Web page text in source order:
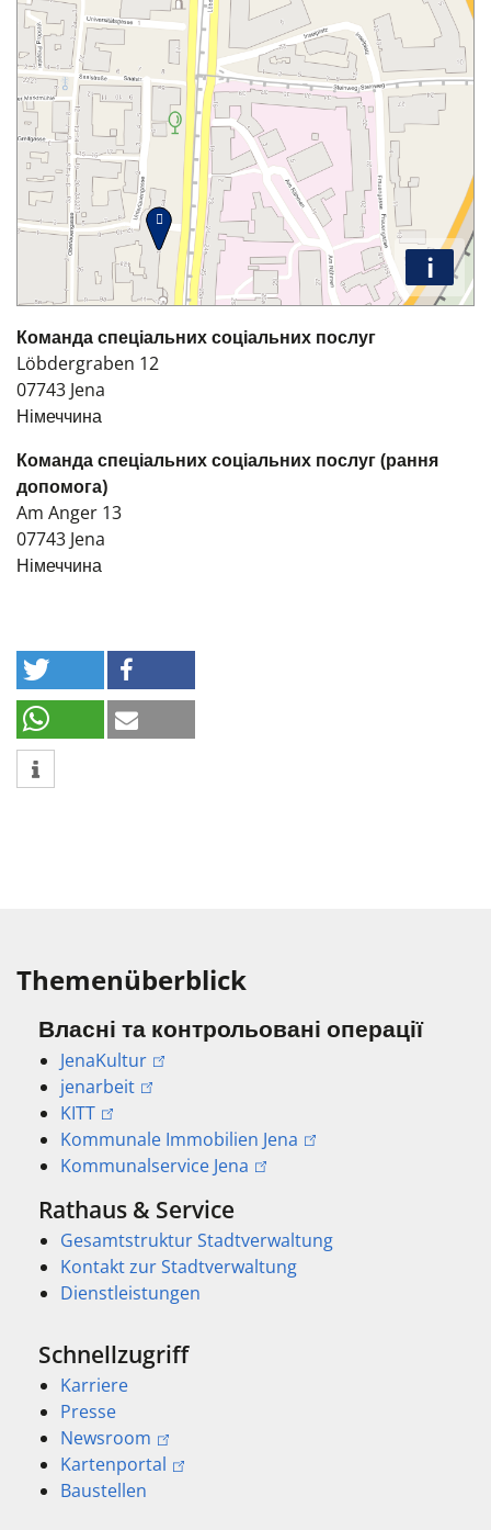
i
Команда спеціальних соціальних послуг
Löbdergraben 12
07743 Jena
Німеччина
Команда спеціальних соціальних послуг (рання
допомога)
Am Anger 13
07743 Jena
Німеччина
Themenüberblick
Власні та контрольовані операції
JenaKultur
jenarbeit
KITT
Kommunale Immobilien Jena
Kommunalservice Jena
Rathaus & Service
Gesamtstruktur Stadtverwaltung
Kontakt zur Stadtverwaltung
Dienstleistungen
Schnellzugriff
Karriere
Presse
Newsroom
Kartenportal
Baustellen